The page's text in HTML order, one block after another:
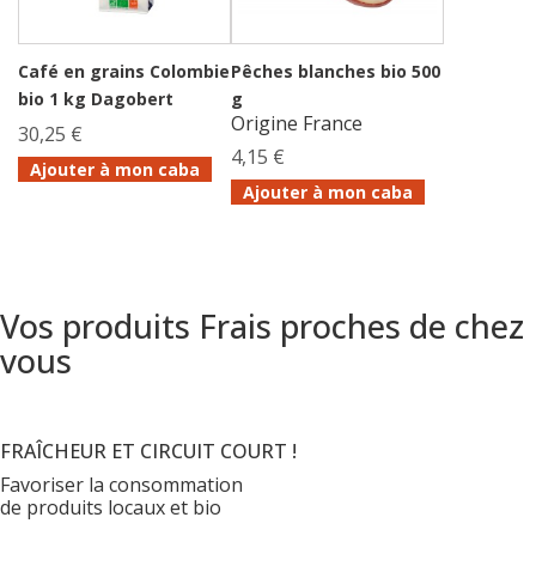
Café en grains Colombie
bio 1 kg Dagobert
30,25 €
Ajouter à mon caba
Pêches blanches bio 500
g
Origine France
4,15 €
Ajouter à mon caba
Vos produits Frais proches de chez
vous
FRAÎCHEUR ET CIRCUIT COURT !
Favoriser la consommation
de produits locaux et bio